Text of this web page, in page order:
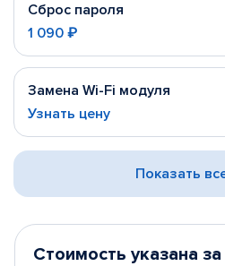
Сброс пароля
1 090 ₽
Замена Wi-Fi модуля
Узнать цену
Показать
Стоимость указана